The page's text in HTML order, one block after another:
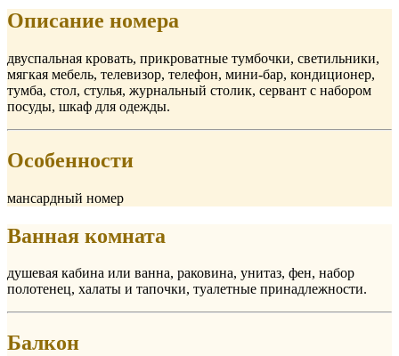
Описание номера
двуспальная кровать, прикроватные тумбочки, светильники,
мягкая мебель, телевизор, телефон, мини-бар, кондиционер,
тумба, стол, стулья, журнальный столик, сервант с набором
посуды, шкаф для одежды.
Особенности
мансардный номер
Ванная комната
душевая кабина или ванна, раковина, унитаз, фен, набор
полотенец, халаты и тапочки, туалетные принадлежности.
Балкон